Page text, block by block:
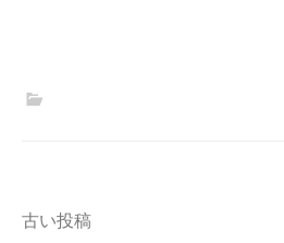
投
古い投稿